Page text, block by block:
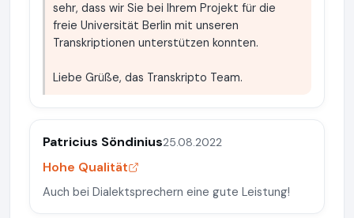
sehr, dass wir Sie bei Ihrem Projekt für die
freie Universität Berlin mit unseren
Transkriptionen unterstützen konnten.
Liebe Grüße, das Transkripto Team.
Patricius Söndinius25.08.2022
Hohe Qualität
Auch bei Dialektsprechern eine gute Leistung!